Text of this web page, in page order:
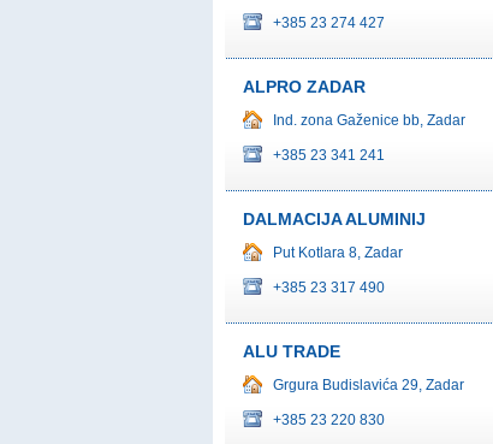
+385 23 274 427
ALPRO ZADAR
Ind. zona Gaženice bb, Zadar
+385 23 341 241
DALMACIJA ALUMINIJ
Put Kotlara 8, Zadar
+385 23 317 490
ALU TRADE
Grgura Budislavića 29, Zadar
+385 23 220 830